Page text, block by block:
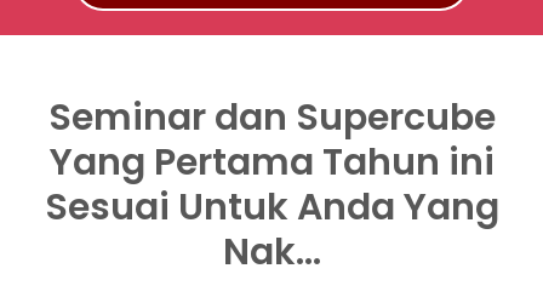
Seminar dan Supercube
Yang Pertama Tahun ini
Sesuai Untuk Anda Yang
Nak...